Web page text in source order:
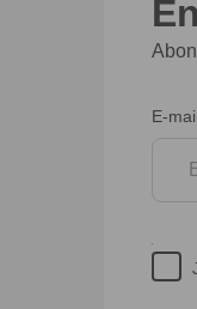
E-mail